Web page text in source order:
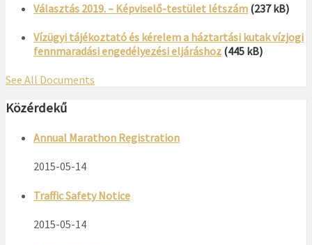
Választás 2019. – Képviselő-testület létszám (237 kB)
Vízügyi tájékoztató és kérelem a háztartási kutak vízjogi
fennmaradási engedélyezési eljáráshoz (445 kB)
See All Documents
Közérdekű
Annual Marathon Registration
2015-05-14
Traffic Safety Notice
2015-05-14